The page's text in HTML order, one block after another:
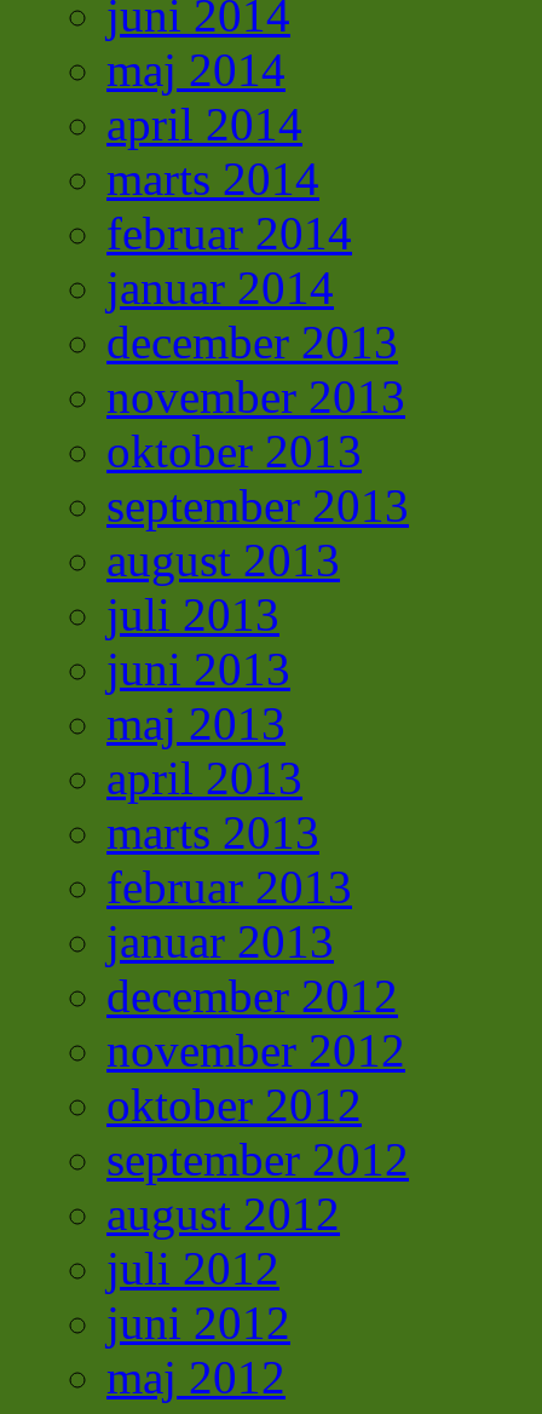
juni 2014
maj 2014
april 2014
marts 2014
februar 2014
januar 2014
december 2013
november 2013
oktober 2013
september 2013
august 2013
juli 2013
juni 2013
maj 2013
april 2013
marts 2013
februar 2013
januar 2013
december 2012
november 2012
oktober 2012
september 2012
august 2012
juli 2012
juni 2012
maj 2012